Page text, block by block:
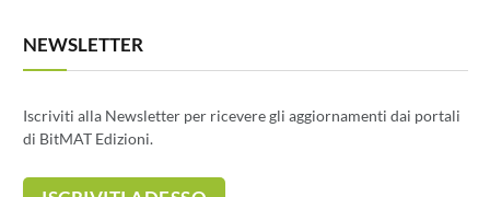
NEWSLETTER
Iscriviti alla Newsletter per ricevere gli aggiornamenti dai portali
di BitMAT Edizioni.